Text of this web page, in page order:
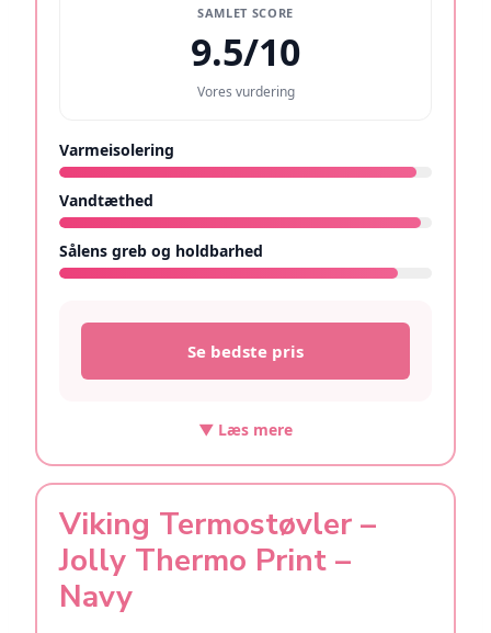
SAMLET SCORE
9.5/10
Vores vurdering
Varmeisolering
Vandtæthed
Sålens greb og holdbarhed
Se bedste pris
▼ Læs mere
Viking Termostøvler –
Jolly Thermo Print –
Navy